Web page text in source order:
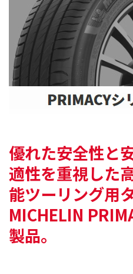
優れた安全性と
適性を重視した
能ツーリング用
MICHELIN
製品。